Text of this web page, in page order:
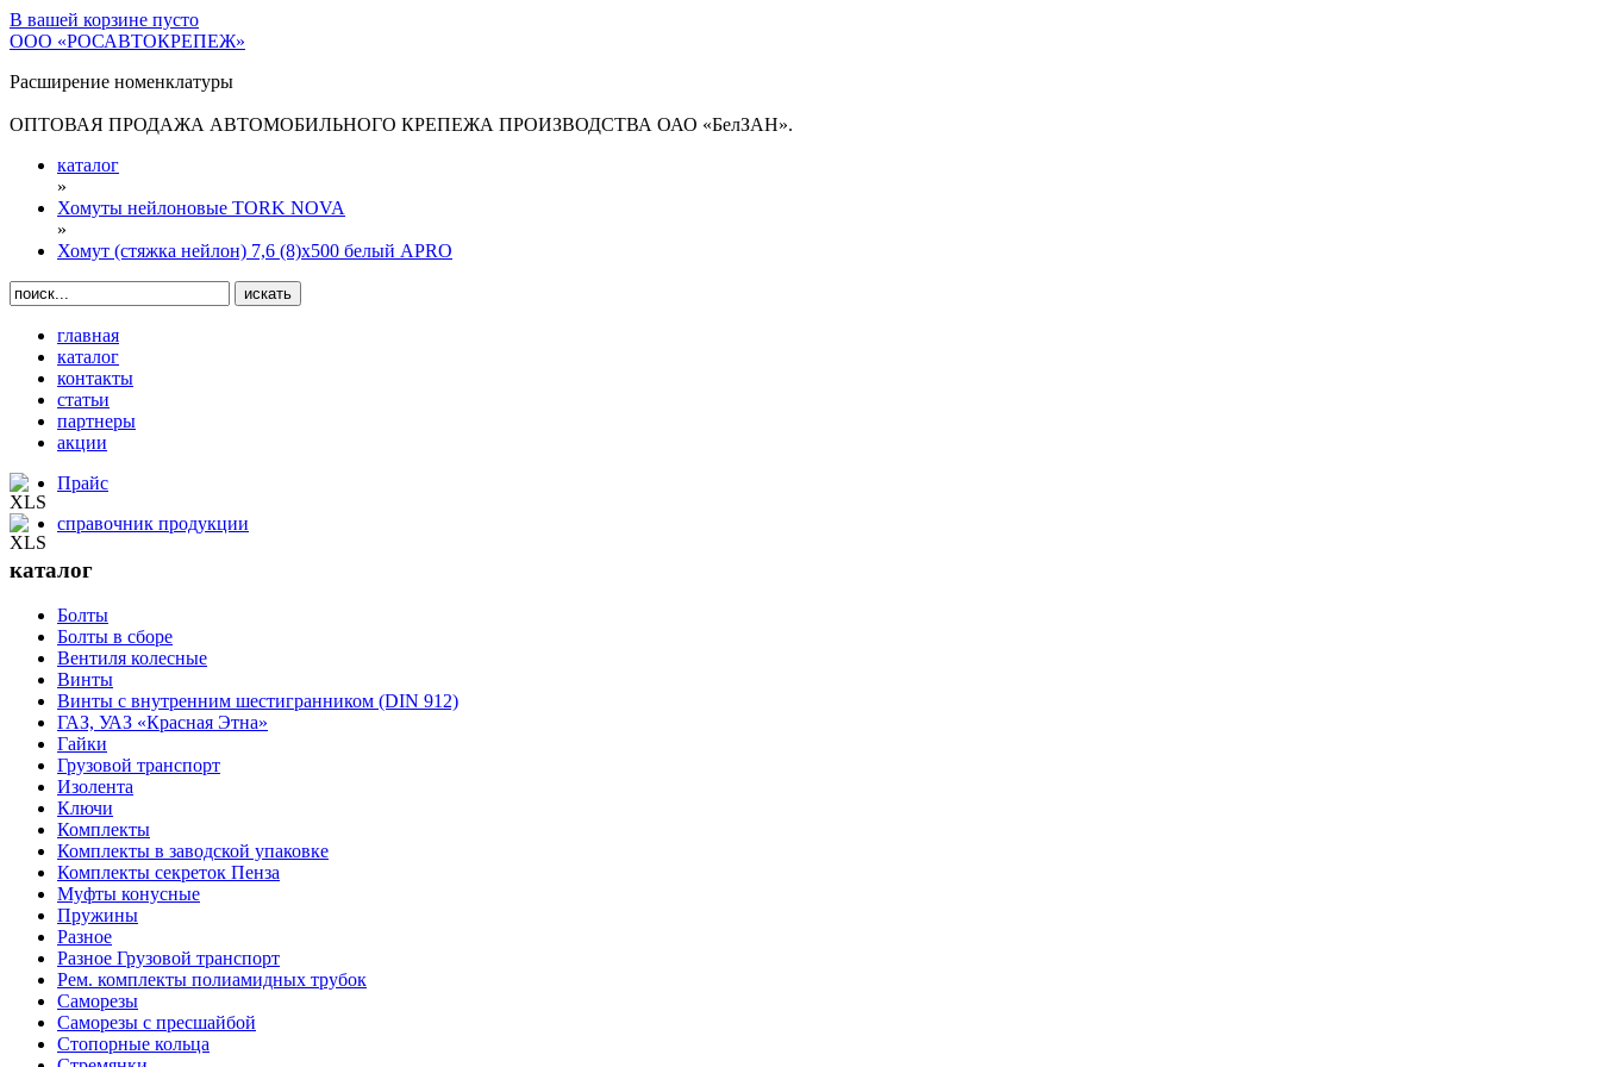
В вашей корзине пусто
ООО «РОСАВТОКРЕПЕЖ»
Расширение номенклатуры
ОПТОВАЯ ПРОДАЖА АВТОМОБИЛЬНОГО КРЕПЕЖА ПРОИЗВОДСТВА ОАО «БелЗАН».
каталог
»
Хомуты нейлоновые TORK NOVA
»
Хомут (стяжка нейлон) 7,6 (8)х500 белый APRO
главная
каталог
контакты
статьи
партнеры
акции
Прайс
справочник продукции
каталог
Болты
Болты в сборе
Вентиля колесные
Винты
Винты с внутренним шестигранником (DIN 912)
ГАЗ, УАЗ «Красная Этна»
Гайки
Грузовой транспорт
Изолента
Ключи
Комплекты
Комплекты в заводской упаковке
Комплекты секреток Пенза
Муфты конусные
Пружины
Разное
Разное Грузовой транспорт
Рем. комплекты полиамидных трубок
Саморезы
Саморезы с пресшайбой
Стопорные кольца